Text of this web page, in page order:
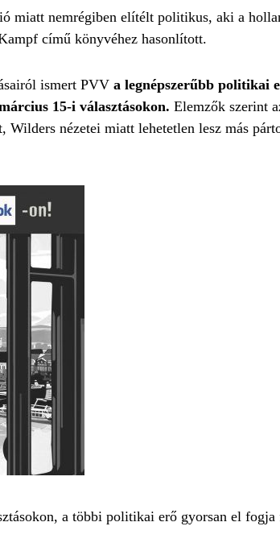
miatt nemrégiben elítélt politikus, aki a
című könyvéhez hasonlított.
ismert PVV a legnépszerűbb politikai
15-i választásokon. Elemzők szerint
Wilders nézetei miatt lehetetlen lesz más
a többi politikai erő gyorsan el